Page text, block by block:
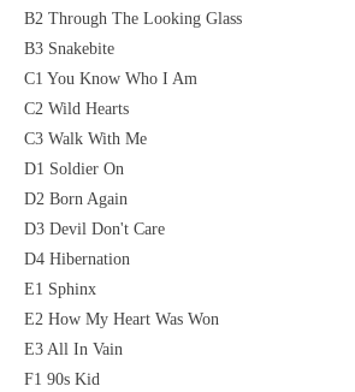
B2 Through The Looking Glass
B3 Snakebite
C1 You Know Who I Am
C2 Wild Hearts
C3 Walk With Me
D1 Soldier On
D2 Born Again
D3 Devil Don't Care
D4 Hibernation
E1 Sphinx
E2 How My Heart Was Won
E3 All In Vain
F1 90s Kid